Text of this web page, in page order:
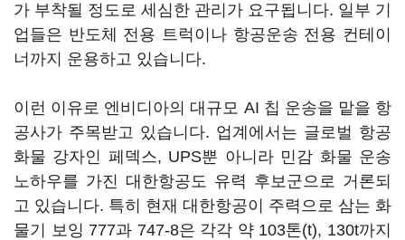
가 부착될 정도로 세심한 관리가 요구됩니다. 일부 기
업들은 반도체 전용 트럭이나 항공운송 전용 컨테이
너까지 운용하고 있습니다.
이런 이유로 엔비디아의 대규모 AI 칩 운송을 맡을 항
공사가 주목받고 있습니다. 업계에서는 글로벌 항공
화물 강자인 페덱스, UPS뿐 아니라 민감 화물 운송
노하우를 가진 대한항공도 유력 후보군으로 거론되
고 있습니다. 특히 현재 대한항공이 주력으로 삼는 화
물기 보잉 777과 747-8은 각각 약 103톤(t), 130t까지